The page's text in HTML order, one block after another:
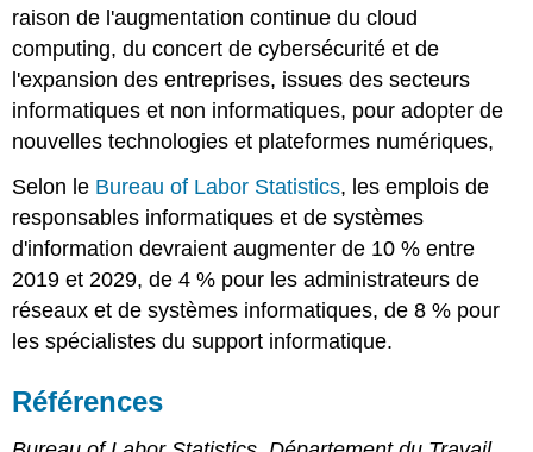
raison de l'augmentation continue du cloud
computing, du concert de cybersécurité et de
l'expansion des entreprises, issues des secteurs
informatiques et non informatiques, pour adopter de
nouvelles technologies et plateformes numériques,
Selon le Bureau of Labor Statistics, les emplois de
responsables informatiques et de systèmes
d'information devraient augmenter de 10 % entre
2019 et 2029, de 4 % pour les administrateurs de
réseaux et de systèmes informatiques, de 8 % pour
les spécialistes du support informatique.
Références